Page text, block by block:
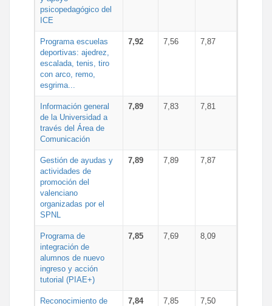
psicopedagógico del
ICE
Programa escuelas
deportivas: ajedrez,
escalada, tenis, tiro
con arco, remo,
esgrima...
7,92 7,56 7,87
Información general
de la Universidad a
través del Área de
Comunicación
7,89 7,83 7,81
Gestión de ayudas y
actividades de
promoción del
valenciano
organizadas por el
SPNL
7,89 7,89 7,87
Programa de
integración de
alumnos de nuevo
ingreso y acción
tutorial (PIAE+)
7,85 7,69 8,09
Reconocimiento de
7,84 7,85 7,50